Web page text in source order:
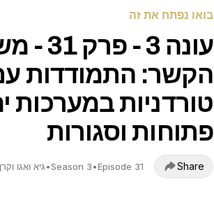
בואו נפתח את זה
עונה 3 -
הקשר: התמודדות
טורדניות במערכות
פתוחות וסגורות
גיא ואגו•Season 3•Episode 31 Share